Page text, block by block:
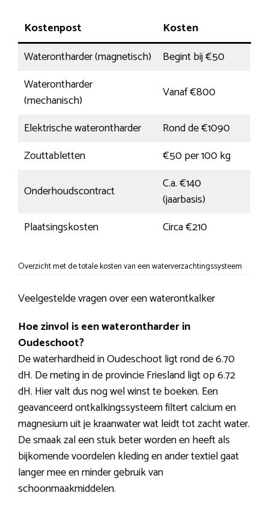
Kostenpost
Kosten
Waterontharder (magnetisch)
Begint bij €50
Waterontharder
(mechanisch)
Vanaf €800
Elektrische waterontharder
Rond de €1090
Zouttabletten
€50 per 100 kg
Onderhoudscontract
C.a. €140
(jaarbasis)
Plaatsingskosten
Circa €210
Overzicht met de totale kosten van een waterverzachtingssysteem
Veelgestelde vragen over een waterontkalker
Hoe zinvol is een waterontharder in
Oudeschoot?
De waterhardheid in Oudeschoot ligt rond de 6.70
dH. De meting in de provincie Friesland ligt op 6.72
dH. Hier valt dus nog wel winst te boeken. Een
geavanceerd ontkalkingssysteem filtert calcium en
magnesium uit je kraanwater wat leidt tot zacht water.
De smaak zal een stuk beter worden en heeft als
bijkomende voordelen kleding en ander textiel gaat
langer mee en minder gebruik van
schoonmaakmiddelen.